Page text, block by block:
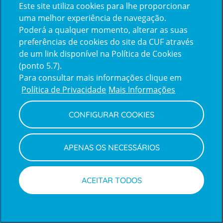
certification2certification3
Reclamações
e
elogios
Policy
Política de Privacidade e Cookies
Termos e Condições
Declaração de Acessibilidade
Canal de Denúncias
Informações legais
Este site utiliza cookies para lhe proporcionar
uma melhor experiência de navegação.
Poderá a qualquer momento, alterar as suas
preferências de cookies do site da CUF através
de um link disponível na Política de Cookies
(ponto 5.7).
Para consultar mais informações clique em
Política de Privacidade Mais Informações
CONFIGURAR COOKIES
APENAS OS NECESSÁRIOS
ACEITAR TODOS